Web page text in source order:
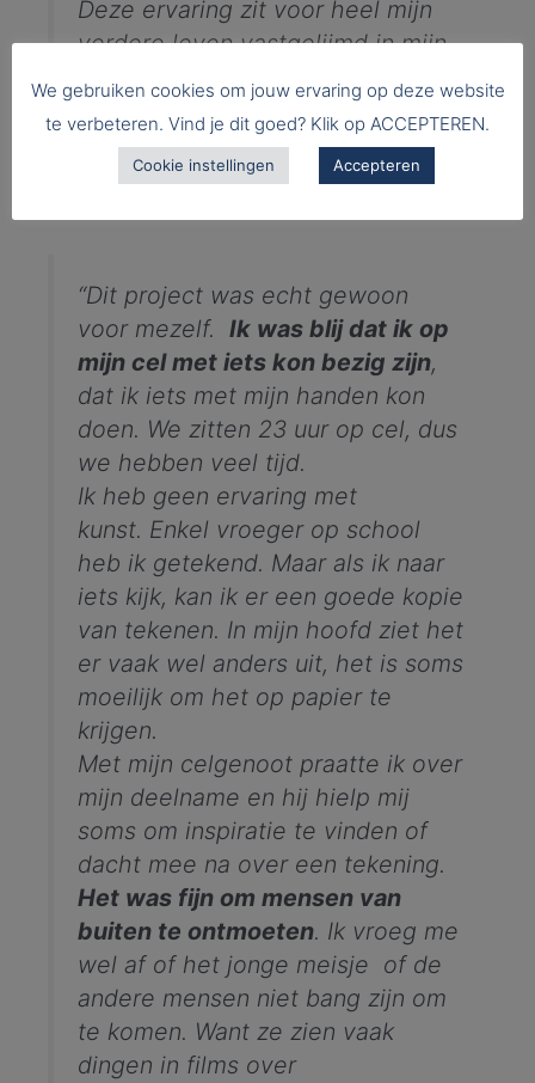
Deze ervaring zit voor heel mijn
verdere leven vastgelijmd in mijn
“Dit project was echt gewoon
voor mezelf. Ik was blij dat ik op
mijn cel met iets kon bezig zijn,
dat ik iets met mijn handen kon
doen. We zitten 23 uur op cel, dus
we hebben veel tijd.
Ik heb geen ervaring met
kunst. Enkel vroeger op school
heb ik getekend. Maar als ik naar
iets kijk, kan ik er een goede kopie
van tekenen. In mijn hoofd ziet het
er vaak wel anders uit, het is soms
moeilijk om het op papier te
krijgen.
Met mijn celgenoot praatte ik over
mijn deelname en hij hielp mij
soms om inspiratie te vinden of
dacht mee na over een tekening.
Het was fijn om mensen van
buiten te ontmoeten. Ik vroeg me
wel af of het jonge meisje of de
andere mensen niet bang zijn om
te komen. Want ze zien vaak
dingen in films over
We gebruiken cookies om jouw ervaring op deze website
te verbeteren. Vind je dit goed? Klik op ACCEPTEREN.
Cookie instellingen Accepteren